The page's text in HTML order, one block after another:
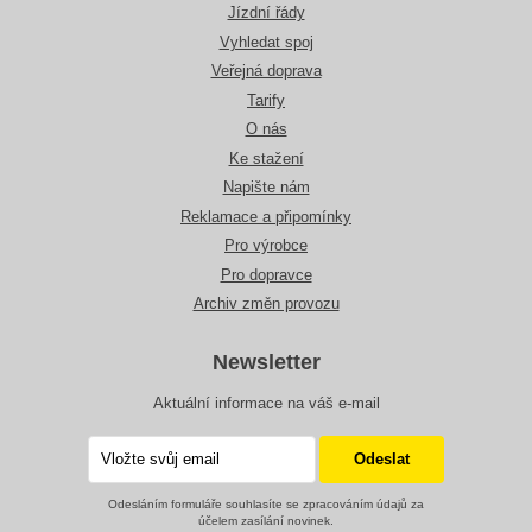
Jízdní řády
Vyhledat spoj
Veřejná doprava
Tarify
O nás
Ke stažení
Napište nám
Reklamace a připomínky
Pro výrobce
Pro dopravce
Archiv změn provozu
Newsletter
Aktuální informace na váš e-mail
Odesláním formuláře souhlasíte se zpracováním údajů za
účelem zasílání novinek.